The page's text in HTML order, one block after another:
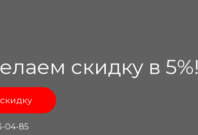
скидку в 5%!
04-85